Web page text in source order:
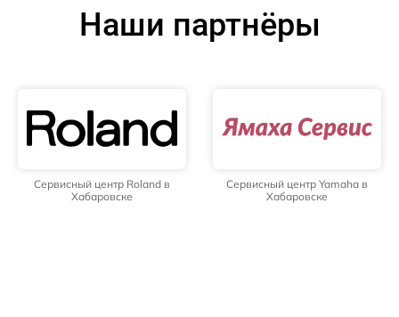
Наши партнёры
Сервисный центр Roland в
Хабаровске
Сервисный центр Yamaha в
Хабаровске